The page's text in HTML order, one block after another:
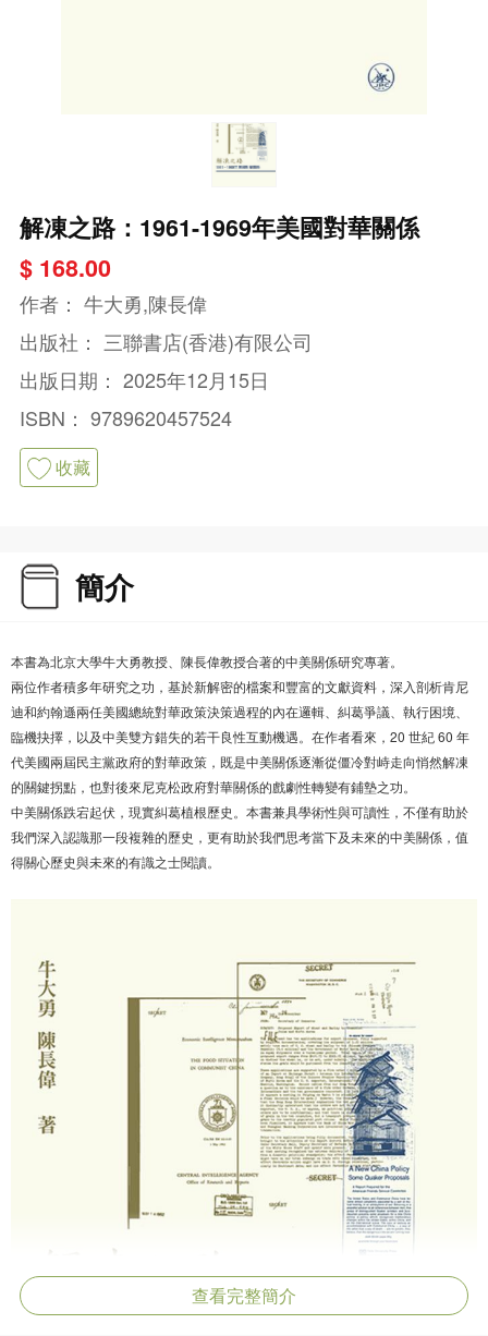
解凍之路：1961-1969年美國對華關係
$ 168.00
作者： 牛大勇,陳長偉
出版社： 三聯書店(香港)有限公司
出版日期： 2025年12月15日
ISBN： 9789620457524
收藏
簡介
本書為北京大學牛大勇教授、陳長偉教授合著的中美關係研究專著。
兩位作者積多年研究之功，基於新解密的檔案和豐富的文獻資料，深入剖析肯尼
迪和約翰遜兩任美國總統對華政策決策過程的內在邏輯、糾葛爭議、執行困境、
臨機抉擇，以及中美雙方錯失的若干良性互動機遇。在作者看來，20 世紀 60 年
代美國兩屆民主黨政府的對華政策，既是中美關係逐漸從僵冷對峙走向悄然解凍
的關鍵拐點，也對後來尼克松政府對華關係的戲劇性轉變有鋪墊之功。
中美關係跌宕起伏，現實糾葛植根歷史。本書兼具學術性與可讀性，不僅有助於
我們深入認識那一段複雜的歷史，更有助於我們思考當下及未來的中美關係，值
得關心歷史與未來的有識之士閱讀。
查看完整簡介